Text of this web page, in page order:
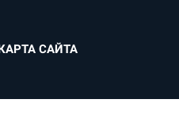
САЙТА